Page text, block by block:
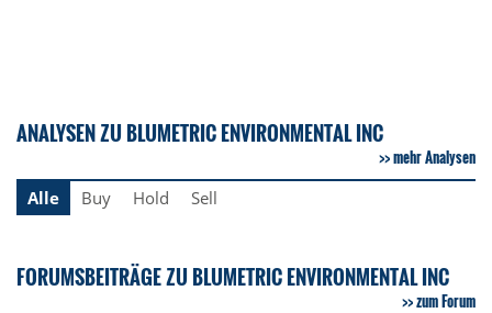
ANALYSEN ZU BLUMETRIC ENVIRONMENTAL INC
mehr Analysen
Alle
Buy Hold Sell
FORUMSBEITRÄGE ZU BLUMETRIC ENVIRONMENTAL INC
zum Forum